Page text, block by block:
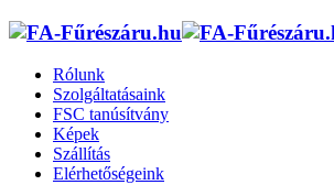
Rólunk
Szolgáltatásaink
FSC tanúsítvány
Képek
Szállítás
Elérhetőségeink